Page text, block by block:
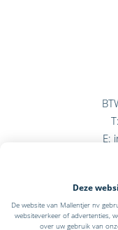
T:
E:
Deze
De website van Mallentjer nv
websiteverkeer of advertenties,
over uw gebruik van